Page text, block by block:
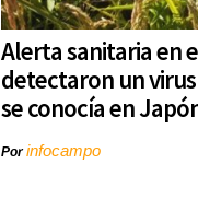
Alerta sanitaria en
detectaron un
se conocía en
Porinfocampo